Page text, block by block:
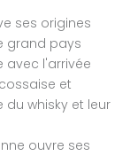
ses origines
grand pays
avec l'arrivée
et
du whisky et leur
ouvre ses